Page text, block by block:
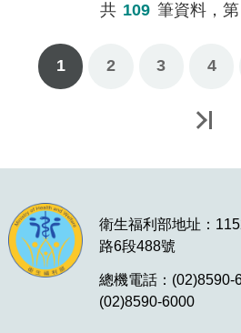
共 109 筆資料，第
1 2 3 4
下一頁
衛生福利部地址：
路6段488號
總機電話：(02)8590-
(02)8590-6000